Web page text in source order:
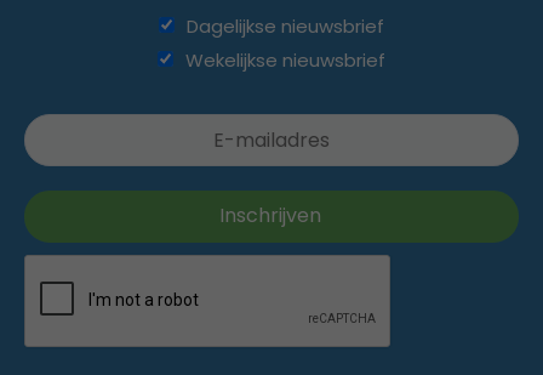
Dagelijkse nieuwsbrief
Wekelijkse nieuwsbrief